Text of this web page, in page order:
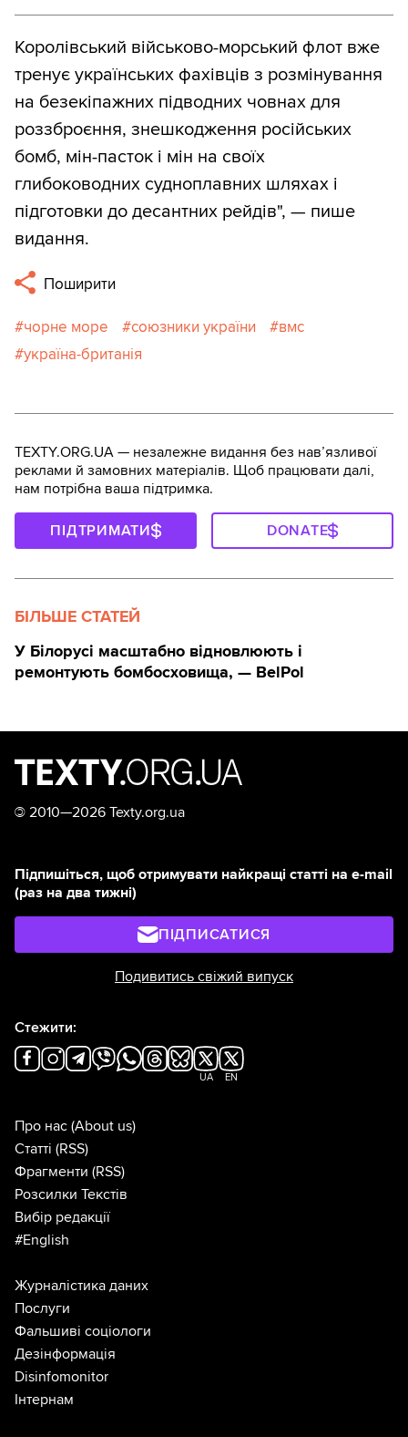
Королівський військово-морський флот вже
тренує українських фахівців з розмінування
на безекіпажних підводних човнах для
роззброєння, знешкодження російських
бомб, мін-пасток і мін на своїх
глибоководних судноплавних шляхах і
підготовки до десантних рейдів", — пише
видання.
Поширити
чорне море союзники україни
вмс
україна-британія
TEXTY.ORG.UA — незалежне видання без навʼязливої
реклами й замовних матеріалів. Щоб працювати далі,
нам потрібна ваша підтримка.
ПІДТРИМАТИ DONATE
БІЛЬШЕ СТАТЕЙ
У Білорусі масштабно відновлюють і
ремонтують бомбосховища, — BelPol
© 2010—2026 Texty.org.ua
Підпишіться, щоб отримувати найкращі статті на e-mail
(раз на два тижні)
ПІДПИСАТИСЯ
Подивитись свіжий випуск
Стежити:
UA EN
Про нас (About us)
Статті (RSS)
Фрагменти (RSS)
Розсилки Текстів
Вибір редакції
#English
Журналістика даних
Послуги
Фальшиві соціологи
Дезінформація
Disinfomonitor
Інтернам